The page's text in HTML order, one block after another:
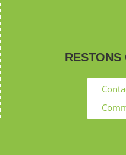
RESTONS